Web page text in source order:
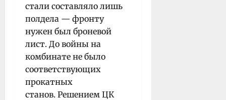
стали составляло лишь
полдела — фронту
нужен был броневой
лист. До войны на
комбинате не было
соответствующих
прокатных
станов. Решением ЦК